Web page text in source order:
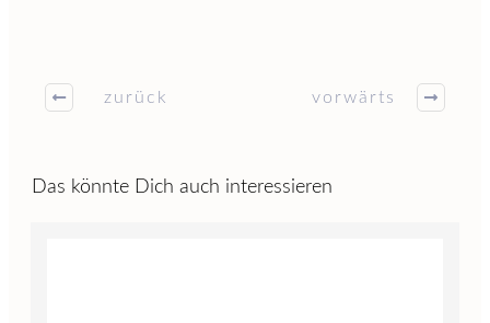
zurück vorwärts
Das könnte Dich auch interessieren